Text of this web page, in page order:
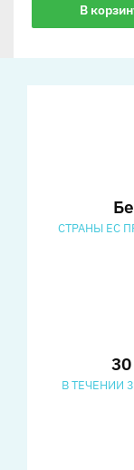
В
СТРАНЫ ЕС
В ТЕЧЕНИИ